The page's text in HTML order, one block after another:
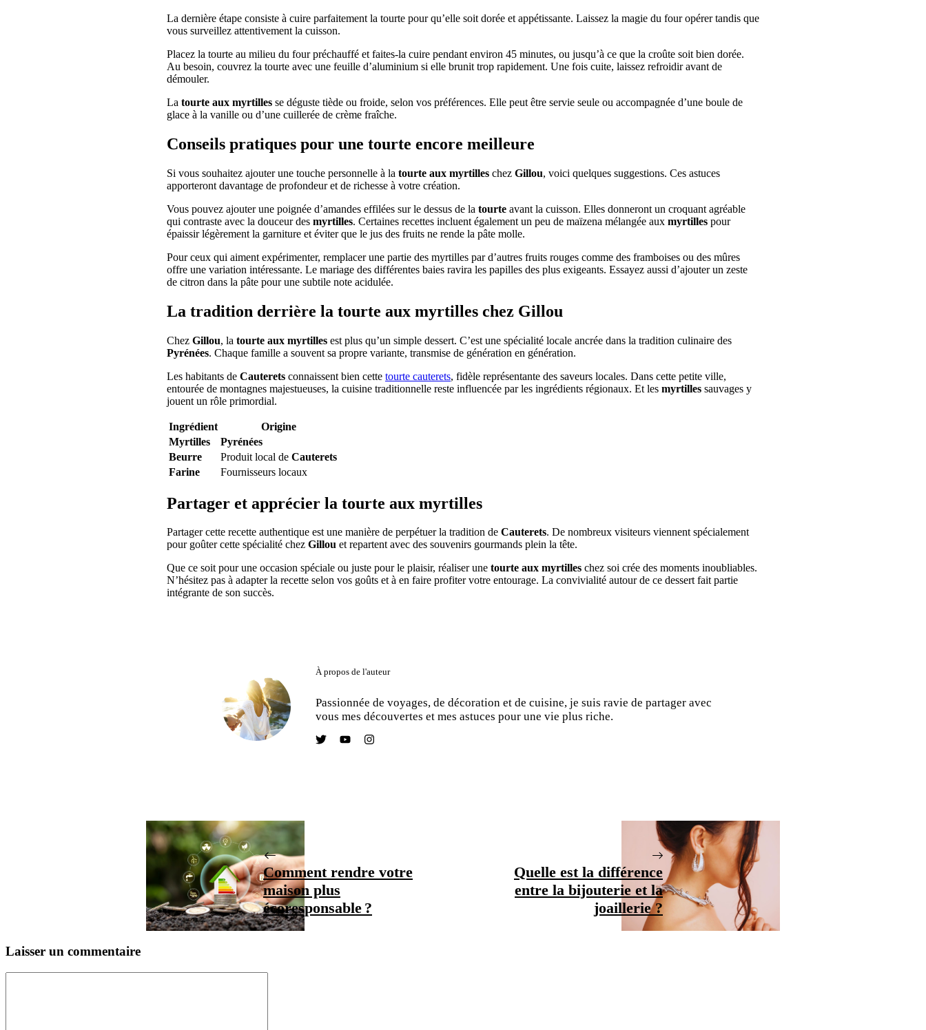
La dernière étape consiste à cuire parfaitement la tourte pour qu’elle soit dorée et appétissante. Laissez la magie du four opérer tandis que
vous surveillez attentivement la cuisson.
Placez la tourte au milieu du four préchauffé et faites-la cuire pendant environ 45 minutes, ou jusqu’à ce que la croûte soit bien dorée.
Au besoin, couvrez la tourte avec une feuille d’aluminium si elle brunit trop rapidement. Une fois cuite, laissez refroidir avant de
démouler.
La tourte aux myrtilles se déguste tiède ou froide, selon vos préférences. Elle peut être servie seule ou accompagnée d’une boule de
glace à la vanille ou d’une cuillerée de crème fraîche.
Conseils pratiques pour une tourte encore meilleure
Si vous souhaitez ajouter une touche personnelle à la tourte aux myrtilles chez Gillou, voici quelques suggestions. Ces astuces
apporteront davantage de profondeur et de richesse à votre création.
Vous pouvez ajouter une poignée d’amandes effilées sur le dessus de la tourte avant la cuisson. Elles donneront un croquant agréable
qui contraste avec la douceur des myrtilles. Certaines recettes incluent également un peu de maïzena mélangée aux myrtilles pour
épaissir légèrement la garniture et éviter que le jus des fruits ne rende la pâte molle.
Pour ceux qui aiment expérimenter, remplacer une partie des myrtilles par d’autres fruits rouges comme des framboises ou des mûres
offre une variation intéressante. Le mariage des différentes baies ravira les papilles des plus exigeants. Essayez aussi d’ajouter un zeste
de citron dans la pâte pour une subtile note acidulée.
La tradition derrière la tourte aux myrtilles chez Gillou
Chez Gillou, la tourte aux myrtilles est plus qu’un simple dessert. C’est une spécialité locale ancrée dans la tradition culinaire des
Pyrénées. Chaque famille a souvent sa propre variante, transmise de génération en génération.
Les habitants de Cauterets connaissent bien cette tourte cauterets, fidèle représentante des saveurs locales. Dans cette petite ville,
entourée de montagnes majestueuses, la cuisine traditionnelle reste influencée par les ingrédients régionaux. Et les myrtilles sauvages y
jouent un rôle primordial.
Ingrédient
Origine
Myrtilles
Pyrénées
Beurre
Produit local de Cauterets
Farine
Fournisseurs locaux
Partager et apprécier la tourte aux myrtilles
Partager cette recette authentique est une manière de perpétuer la tradition de Cauterets. De nombreux visiteurs viennent spécialement
pour goûter cette spécialité chez Gillou et repartent avec des souvenirs gourmands plein la tête.
Que ce soit pour une occasion spéciale ou juste pour le plaisir, réaliser une tourte aux myrtilles chez soi crée des moments inoubliables.
N’hésitez pas à adapter la recette selon vos goûts et à en faire profiter votre entourage. La convivialité autour de ce dessert fait partie
intégrante de son succès.
À propos de l'auteur
Passionnée de voyages, de décoration et de cuisine, je suis ravie de partager avec
vous mes découvertes et mes astuces pour une vie plus riche.
Comment rendre votre
maison plus
écoresponsable ?
Quelle est la différence
entre la bijouterie et la
joaillerie ?
Laisser un commentaire